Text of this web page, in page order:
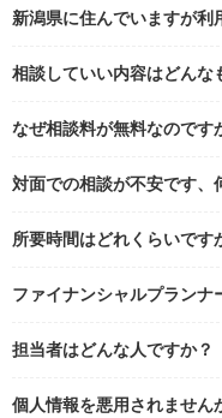
新潟県に住んでいますが利
相談していい内容はどんな
なぜ相談料が無料なのです
対面での相談が不安です、
所要時間はどれくらいです
ファイナンシャルプランナ
担当者はどんな人ですか？
個人情報を悪用されません